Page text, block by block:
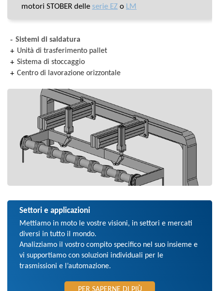
motori STOBER delle serie EZ o LM
Sistemi di saldatura
Unità di trasferimento pallet
Sistema di stoccaggio
Centro di lavorazione orizzontale
Settori e applicazioni
Mettiamo in moto le vostre visioni, in settori e mercati
diversi in tutto il mondo.
Analizziamo il vostro compito specifico nel suo insieme e
vi supportiamo con soluzioni individuali per le
trasmissioni e l’automazione.